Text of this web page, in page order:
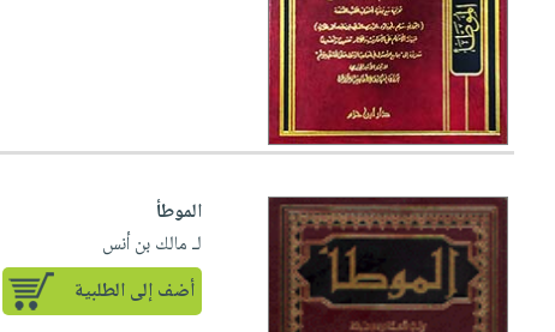
الموطأ
لـ مالك بن أنس
أضف إلى الطلبية